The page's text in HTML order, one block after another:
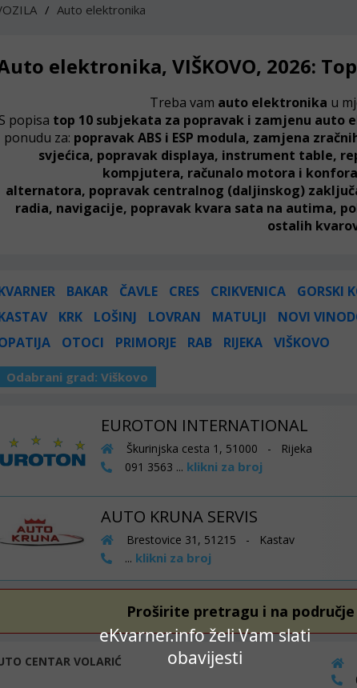
eKvarner.info želi Vam slati
obavijesti
Auto elektronika
elektronika, VIŠKOVO, 2026:
Treba vam auto elektronika u
S popisa top 10 subjekata za popravak i zamjenu auto
ponudu za: popravak ABS i ESP modula, zamjena
svjećica, popravak displaya, instrument table,
kompjutera, računalo motora i
alternatora, popravak centralnog (daljinskog)
radia, navigacije, popravak kvara sata na autima,
ostalih
BAKAR ČAVLE CRES CRIKVENICA
GORSKI
KRK LOŠINJ LOVRAN MATULJI
NOVI
OTOCI PRIMORJE RAB RIJEKA VIŠKOVO
Odabrani grad: Viškovo
EUROTON INTERNATIONAL
Škurinjska cesta 1, 51000 - Rijeka
091 3563 ... klikni za broj
AUTO KRUNA SERVIS
Brestovice 31, 51215 - Kastav
... klikni za broj
Proširite pretragu i na
CENTAR VOLARIĆ